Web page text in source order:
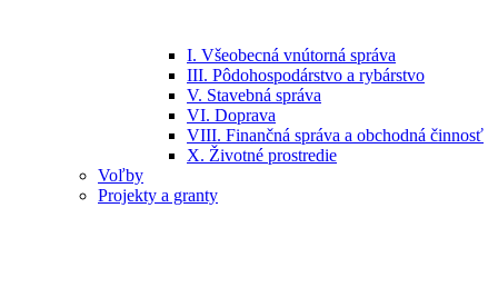
I. Všeobecná vnútorná správa
III. Pôdohospodárstvo a rybárstvo
V. Stavebná správa
VI. Doprava
VIII. Finančná správa a obchodná činnosť
X. Životné prostredie
Voľby
Projekty a granty